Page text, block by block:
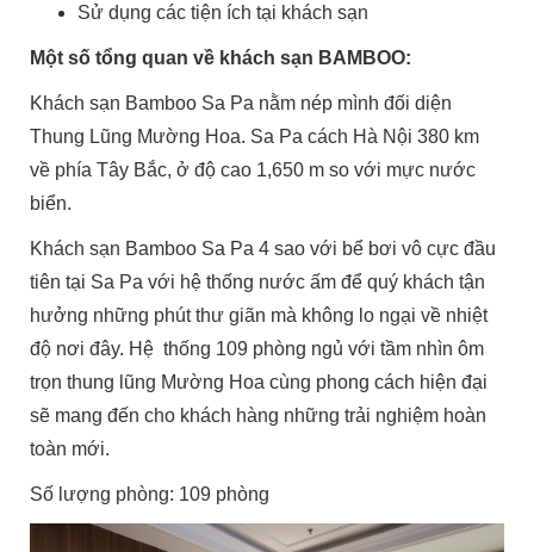
Sử dụng các tiện ích tại khách sạn
Một số tổng quan về khách sạn BAMBOO:
Khách sạn Bamboo Sa Pa nằm nép mình đối diện
Thung Lũng Mường Hoa. Sa Pa cách Hà Nội 380 km
về phía Tây Bắc, ở độ cao 1,650 m so với mực nước
biển.
Khách sạn Bamboo Sa Pa 4 sao với bể bơi vô cực đầu
tiên tại Sa Pa với hệ thống nước ấm để quý khách tận
hưởng những phút thư giãn mà không lo ngại về nhiệt
độ nơi đây. Hệ thống 109 phòng ngủ với tầm nhìn ôm
trọn thung lũng Mường Hoa cùng phong cách hiện đại
sẽ mang đến cho khách hàng những trải nghiệm hoàn
toàn mới.
Số lượng phòng: 109 phòng